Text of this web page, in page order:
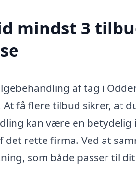
mindst 3
af tag i
få flere tilbud sikrer, at
kan være en
det rette firma. Ved at
som både passer til